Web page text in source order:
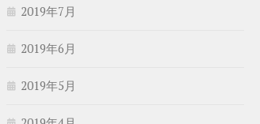
2019年7月
2019年6月
2019年5月